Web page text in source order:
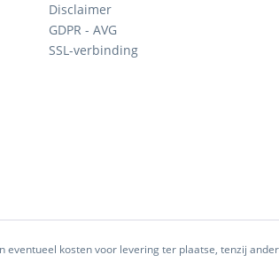
Disclaimer
GDPR - AVG
SSL-verbinding
eventueel kosten voor levering ter plaatse, tenzij